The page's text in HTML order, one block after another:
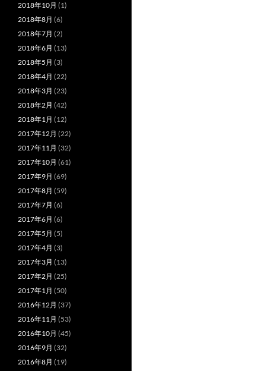
2018年10月 (1)
2018年8月 (6)
2018年7月 (2)
2018年6月 (13)
2018年5月 (3)
2018年4月 (22)
2018年3月 (23)
2018年2月 (42)
2018年1月 (12)
2017年12月 (22)
2017年11月 (32)
2017年10月 (61)
2017年9月 (69)
2017年8月 (59)
2017年7月 (6)
2017年6月 (6)
2017年5月 (5)
2017年4月 (3)
2017年3月 (13)
2017年2月 (25)
2017年1月 (50)
2016年12月 (37)
2016年11月 (53)
2016年10月 (45)
2016年9月 (32)
2016年8月 (19)